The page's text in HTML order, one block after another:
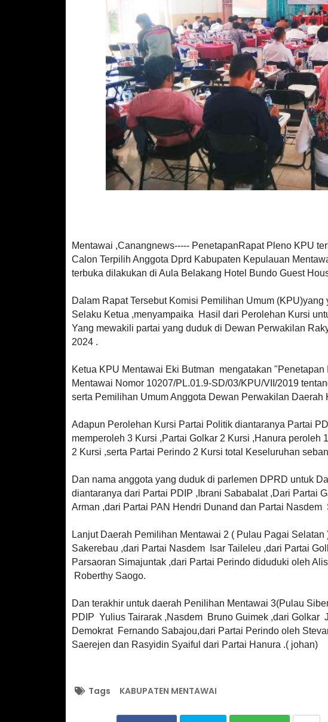
Mentawai ,Canangnews----- PenetapanRapat Pleno KPU
Calon Terpilih Anggota Dprd Kabupaten Kepulauan
terbuka dilakukan di Aula Belakang Hotel Bundo Guest
Dalam Rapat Tersebut Komisi Pemilihan Umum
Selaku Ketua ,menyampaika Hasil dari Perolehan Kursi
Yang mewakili partai yang duduk di Dewan Perwakilan
2024 .
Ketua KPU Mentawai Eki Butman mengatakan
Mentawai Nomor 10207/PL.01.9-SD/03/KPU/VII/2019
serta Pemilihan Umum Anggota Dewan Perwakilan
Adapun Perolehan Kursi Partai Politik diantaranya Partai
memperoleh 3 Kursi ,Partai Golkar 2 Kursi ,Hanura peroleh
2 Kursi ,serta Partai Perindo 2 Kursi total Keseluruhan
Dan nama anggota yang duduk di parlemen DPRD untuk
diantaranya dari Partai PDIP ,Ibrani Sababalat ,Dari Partai
Arman ,dari Partai PAN Hendri Dunand dan Partai Nasdem
Lanjut Daerah Pemilihan Mentawai 2 ( Pulau Pagai
Sakerebau ,dari Partai Nasdem
Isar Taileleu ,dari Partai
Parsaoran Simajuntak ,dari Partai Perindo diduduki oleh
Roberthy Saogo.
Dan terakhir untuk daerah Penilihan Mentawai 3(Pulau
PDIP Yulius Tairarak ,Nasdem Bruno Guimek ,dari Golkar
Demokrat Fernando Sabajou,dari Partai Perindo oleh
Saerejen dan Rasyidin Syaiful dari Partai Hanura .( johan)
Tags KABUPATEN MENTAWAI